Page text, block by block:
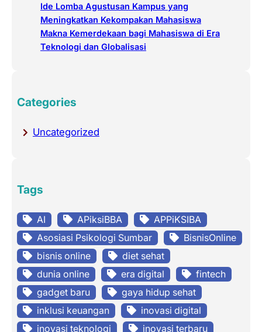
Ide Lomba Agustusan Kampus yang
Meningkatkan Kekompakan Mahasiswa
Makna Kemerdekaan bagi Mahasiswa di Era
Teknologi dan Globalisasi
Categories
Uncategorized
Tags
AI APiksiBBA
APPiKSIBA
Asosiasi Psikologi Sumbar
BisnisOnline
bisnis online
diet sehat
dunia online
era digital
fintech
gadget baru
gaya hidup sehat
inklusi keuangan
inovasi digital
inovasi teknologi
inovasi terbaru